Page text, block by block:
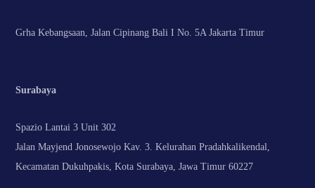
Grha Kebangsaan, Jalan Cipinang Bali I No. 5A Jakarta Timur
Surabaya
Spazio Lantai 3 Unit 302
Jalan Mayjend Jonosewojo Kav. 3. Kelurahan Pradahkalikendal,
Kecamatan Dukuhpakis, Kota Surabaya, Jawa Timur 60227